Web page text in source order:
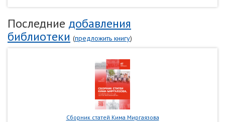
Последние добавления
библиотеки (предложить книгу)
Сборник статей Кима Миргаязова